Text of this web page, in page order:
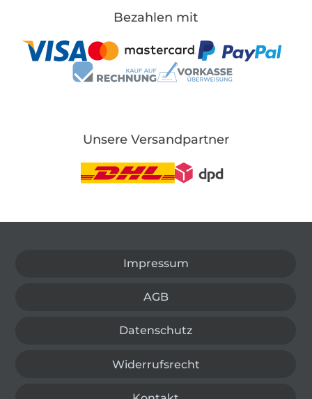
Bezahlen mit
Unsere Versandpartner
Impressum
AGB
Datenschutz
Widerrufsrecht